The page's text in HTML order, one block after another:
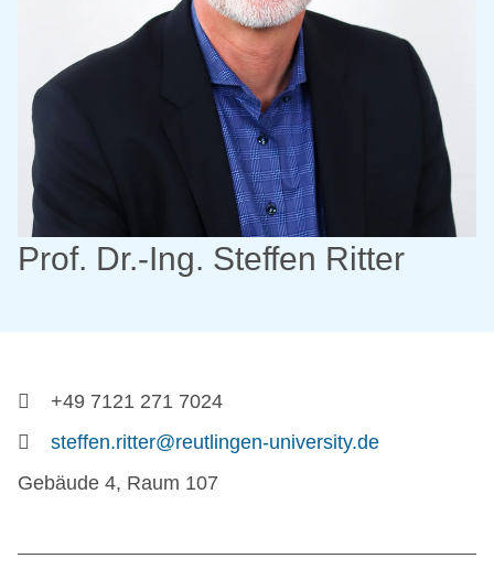
Prof. Dr.-Ing. Steffen Ritter
+49 7121 271 7024
steffen.ritter@reutlingen-university.de
Gebäude 4, Raum 107